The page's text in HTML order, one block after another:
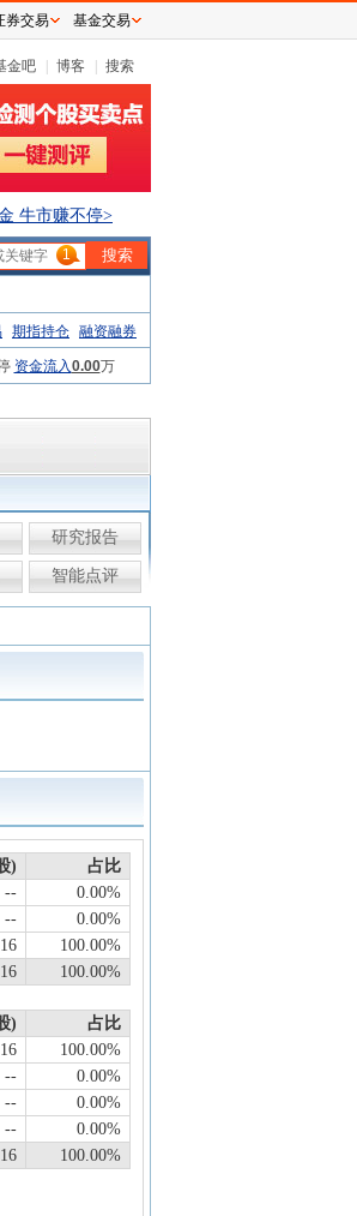
金吧 博客 搜索
牛市赚不停>
1
期指持仓 融资融券
资金流入0.00万
研究报告
智能点评
)
占比
--
0.00%
--
0.00%
100.00%
100.00%
)
占比
100.00%
--
0.00%
--
0.00%
--
0.00%
100.00%
券交易 基金交易